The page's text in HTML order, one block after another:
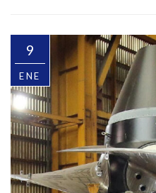
9
ENE